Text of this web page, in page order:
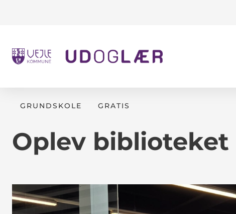
GRUNDSKOLE GRATIS
Oplev biblioteket